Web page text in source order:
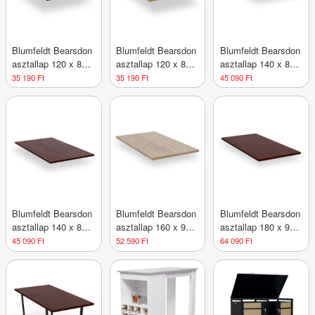
Blumfeldt Bearsdon
asztallap 120 x 80
cm konyhához és
étkezőhöz,
35 190 Ft
Blumfeldt Bearsdon
asztallap 120 x 80
cm konyhához és
étkezőhöz, Tartós
35 190 Ft
Blumfeldt Bearsdon
asztallap 140 x 80
cm konyhába és
étkezőbe,
45 090 Ft
Blumfeldt Bearsdon
asztallap 140 x 80
cm konyhához és
étkezőhöz, Tartós
45 090 Ft
Blumfeldt Bearsdon
asztallap 160 x 90
cm konyhához és
étkezőhöz,
Strapabíró rétegelt
lemez
52 590 Ft
Blumfeldt Bearsdon
asztallap 180 x 90
cm konyhához és
étkezőhöz, Tartós
64 090 Ft